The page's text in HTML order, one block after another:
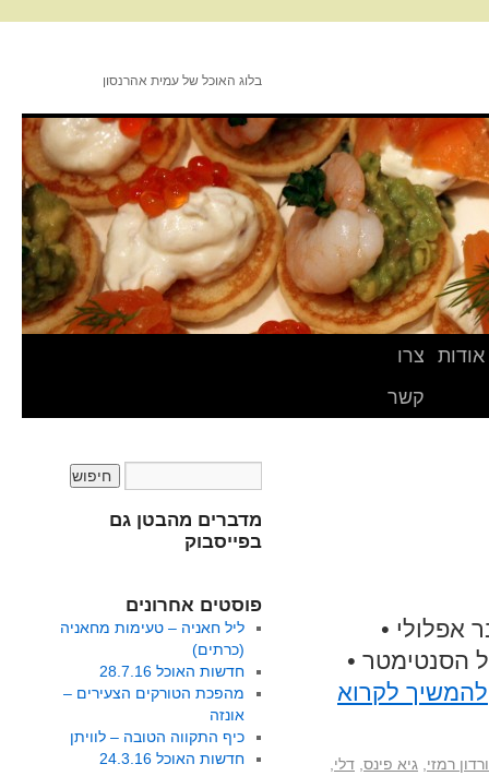
בלוג האוכל של עמית אהרנסון
אודות
צרו
קשר
אפלולי •
הסנטימטר •
להמשיך לקרוא
רמזי גיא פינס דלי
מדברים מהבטן גם
בפייסבוק
פוסטים אחרונים
ליל חאניה – טעימות מחאניה
(כרתים)
חדשות האוכל 28.7.16
מהפכת הטורקים הצעירים –
אונזה
כיף התקווה הטובה – לוויתן
חדשות האוכל 24.3.16